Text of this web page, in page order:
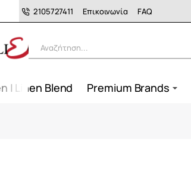
2105727411 Επικοινωνία FAQ
Αναζήτηση...
| Linen Blend Premium Brands